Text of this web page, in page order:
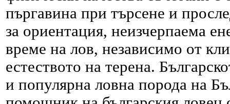
пъргавина при търсене и
за ориентация, неизчерпаема
време на лов, независимо от
естеството на терена.
и популярна ловна порода на